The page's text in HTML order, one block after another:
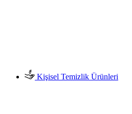
Kişisel Temizlik Ürünleri